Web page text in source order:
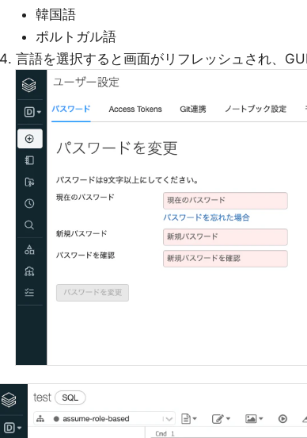
韓国語
ポルトガル語
言語を選択すると画面がリフレッシュされ、